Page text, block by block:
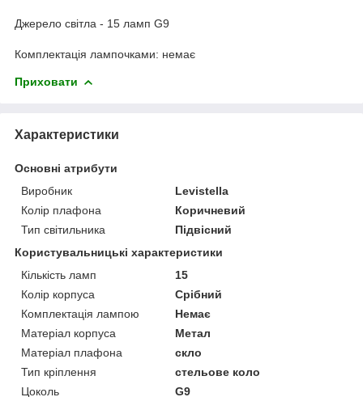
Джерело світла - 15 ламп G9
Комплектація лампочками: немає
Приховати
Характеристики
Основні атрибути
Виробник
Levistella
Колір плафона
Коричневий
Тип світильника
Підвісний
Користувальницькі характеристики
Кількість ламп
15
Колір корпуса
Срібний
Комплектація лампою
Немає
Матеріал корпуса
Метал
Матеріал плафона
скло
Тип кріплення
стельове коло
Цоколь
G9